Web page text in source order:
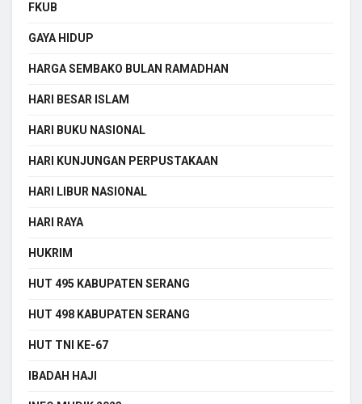
FKUB
GAYA HIDUP
HARGA SEMBAKO BULAN RAMADHAN
HARI BESAR ISLAM
HARI BUKU NASIONAL
HARI KUNJUNGAN PERPUSTAKAAN
HARI LIBUR NASIONAL
HARI RAYA
HUKRIM
HUT 495 KABUPATEN SERANG
HUT 498 KABUPATEN SERANG
HUT TNI KE-67
IBADAH HAJI